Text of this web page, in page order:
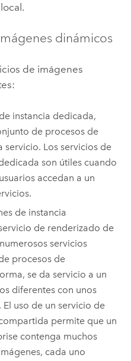
dinámicos
de imágenes
instancia dedicada,
de procesos de
Los servicios de
son útiles cuando
accedan a un
de instancia
de renderizado de
servicios
procesos de
se da servicio a un
diferentes con unos
uso de un servicio de
permite que un
contenga muchos
cada uno